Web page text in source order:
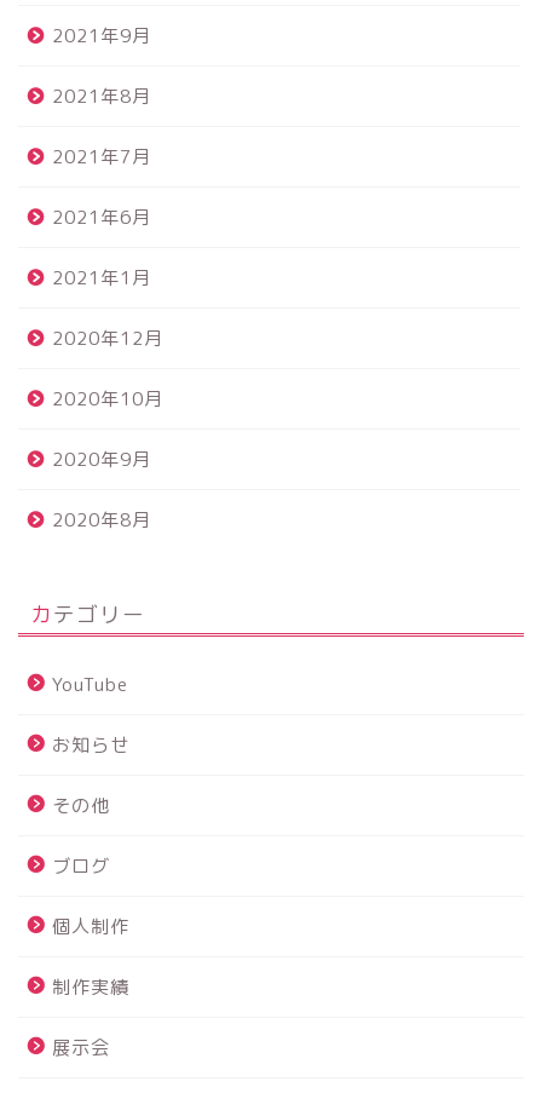
2021年9月
2021年8月
2021年7月
2021年6月
2021年1月
2020年12月
2020年10月
2020年9月
2020年8月
カテゴリー
YouTube
お知らせ
その他
ブログ
個人制作
制作実績
展示会